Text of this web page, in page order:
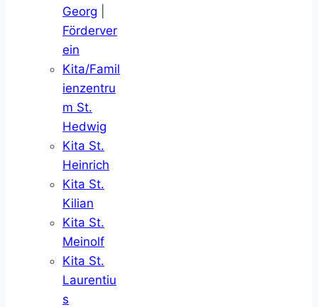
Georg
Förderver
ein
Kita/Famil
ienzentru
m St.
Hedwig
Kita St.
Heinrich
Kita St.
Kilian
Kita St.
Meinolf
Kita St.
Laurentiu
s